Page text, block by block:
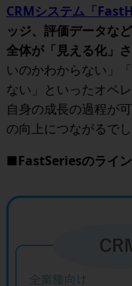
CRMシステム「
ッジ、評価データな
全体が「見える化」さ
いのかわからない」
ない」といったオペ
自身の成長の過程が
の向上につながるでし
■FastSeriesのライ